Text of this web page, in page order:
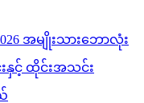
2026 အမျိုးသားဘောလုံး
နှင့် ထိုင်းအသင်း